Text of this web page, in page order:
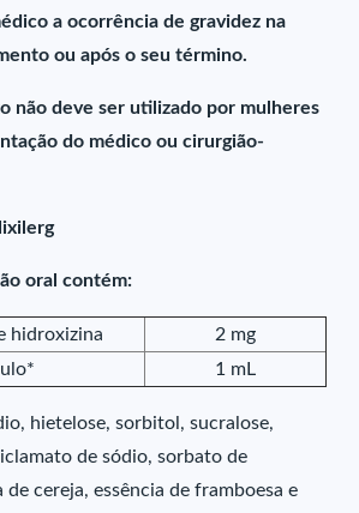
a ocorrência de gravidez na
ou após o seu término.
não deve ser utilizado por mulheres
do médico ou cirurgião-
oral contém:
hidroxizina
2 mg
1 mL
hietelose, sorbitol, sucralose,
de sódio, sorbato de
de cereja, essência de framboesa e